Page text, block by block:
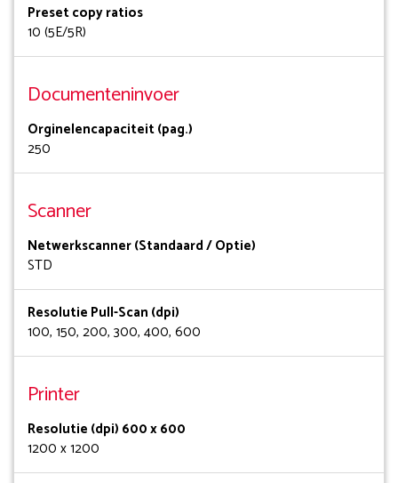
Preset copy ratios
10 (5E/5R)
Documenteninvoer
Orginelencapaciteit (pag.)
250
Scanner
Netwerkscanner (Standaard / Optie)
STD
Resolutie Pull-Scan (dpi)
100, 150, 200, 300, 400, 600
Printer
Resolutie (dpi) 600 x 600
1200 x 1200